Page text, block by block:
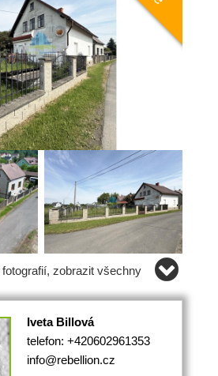
zobrazit všechny
Iveta Billová
telefon: +420602961353
info@rebellion.cz